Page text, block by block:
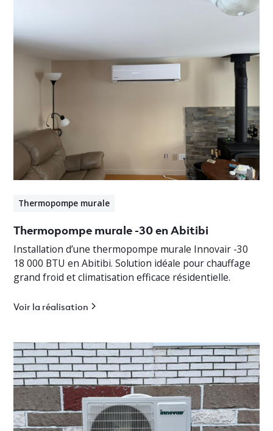
Thermopompe murale
Thermopompe murale -30 en Abitibi
Installation d’une thermopompe murale Innovair -30
18 000 BTU en Abitibi. Solution idéale pour chauffage
grand froid et climatisation efficace résidentielle.
Voir la réalisation